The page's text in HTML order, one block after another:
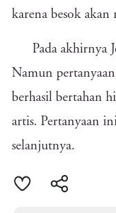
karena besok
Pada akhirnya
Namun
berhasil bertahan
artis. Pertanyaan
selanjutnya.